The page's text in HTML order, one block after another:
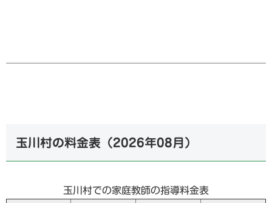
玉川村の料金表（2026年08月 ）
玉川村での家庭教師の指導料金表